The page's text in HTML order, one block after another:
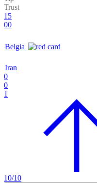
Trust
15
00
Belgia
Iran
0
0
1
10/10